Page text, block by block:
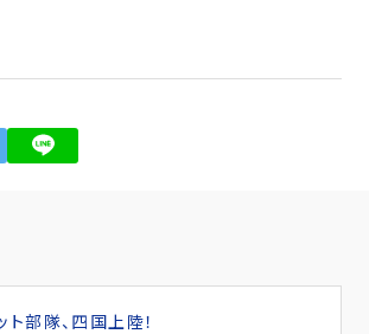
ト部隊、四国上陸！